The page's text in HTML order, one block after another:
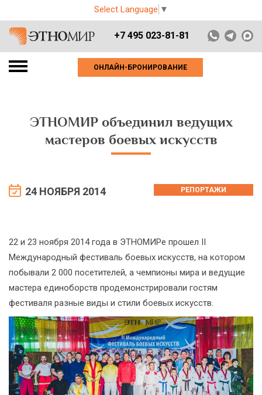
Select Language ▼
+7 495 023-81-81
ОНЛАЙН-БРОНИРОВАНИЕ
ЭТНОМИР объединил ведущих
мастеров боевых искусств
24 НОЯБРЯ 2014 РЕПОРТАЖИ
22 и 23 ноября 2014 года в ЭТНОМИРе прошел II
Международный фестиваль боевых искусств, на котором
побывали 2 000 посетителей, а чемпионы мира и ведущие
мастера единоборств продемонстрировали гостям
фестиваля разные виды и стили боевых искусств.